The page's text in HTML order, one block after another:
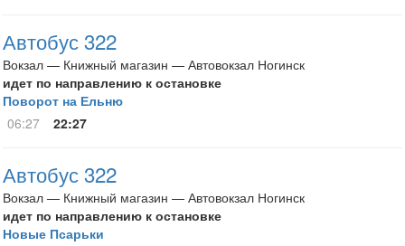
Автобус 322
Вокзал — Книжный магазин — Автовокзал Ногинск
идет по направлению к остановке
Поворот на Ельню
06:27
22:27
Автобус 322
Вокзал — Книжный магазин — Автовокзал Ногинск
идет по направлению к остановке
Новые Псарьки